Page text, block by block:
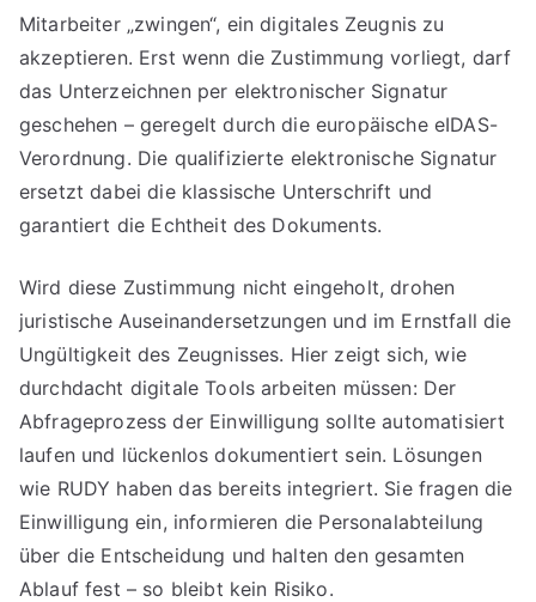
Mitarbeiter „zwingen“, ein digitales Zeugnis zu
akzeptieren. Erst wenn die Zustimmung vorliegt, darf
das Unterzeichnen per elektronischer Signatur
geschehen – geregelt durch die europäische eIDAS-
Verordnung. Die qualifizierte elektronische Signatur
ersetzt dabei die klassische Unterschrift und
garantiert die Echtheit des Dokuments.
Wird diese Zustimmung nicht eingeholt, drohen
juristische Auseinandersetzungen und im Ernstfall die
Ungültigkeit des Zeugnisses. Hier zeigt sich, wie
durchdacht digitale Tools arbeiten müssen: Der
Abfrageprozess der Einwilligung sollte automatisiert
laufen und lückenlos dokumentiert sein. Lösungen
wie RUDY haben das bereits integriert. Sie fragen die
Einwilligung ein, informieren die Personalabteilung
über die Entscheidung und halten den gesamten
Ablauf fest – so bleibt kein Risiko.